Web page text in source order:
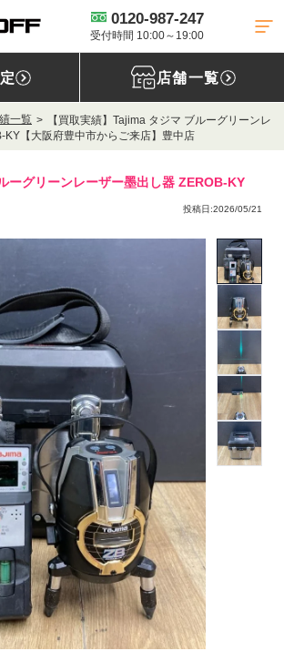
0120-987-247
受付時間 10:00～19:00
店舗一覧
一覧
【買取実績】Tajima タジマ ブルーグリーンレ
KY【大阪府豊中市からご来店】豊中店
ーグリーンレーザー墨出し器 ZEROB-KY
投稿日:2026/05/21